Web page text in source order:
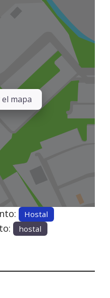
mapa
Hostal
hostal